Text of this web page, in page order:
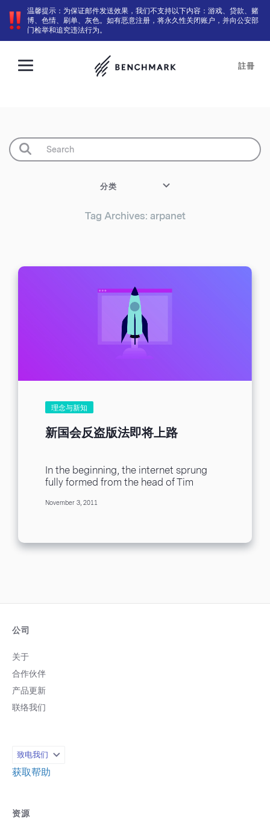
温馨提示：为保证邮件发送效果，我们不支持以下内容：游戏、贷款、赌
博、色情、刷单、灰色。如有恶意注册，将永久性关闭账户，并向公安部
门检举和追究违法行为。
註冊
分类
Tag Archives: arpanet
理念与新知
新国会反盗版法即将上路
In the beginning, the internet sprung
fully formed from the head of Tim
urban...
November 3, 2011
公司
关于
合作伙伴
产品更新
联络我们
致电我们
获取帮助
资源